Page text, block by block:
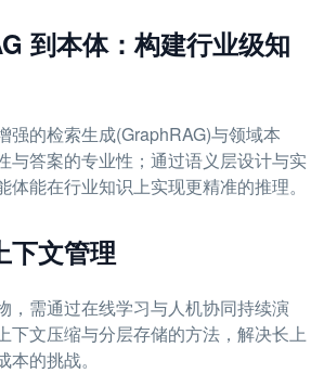
到本体：构建行业级知
强的检索生成(GraphRAG)与领域本
与答案的专业性；通过语义层设计与实
体能在行业知识上实现更精准的推理。
下文管理
，需通过在线学习与人机协同持续演
下文压缩与分层存储的方法，解决长上
的挑战。